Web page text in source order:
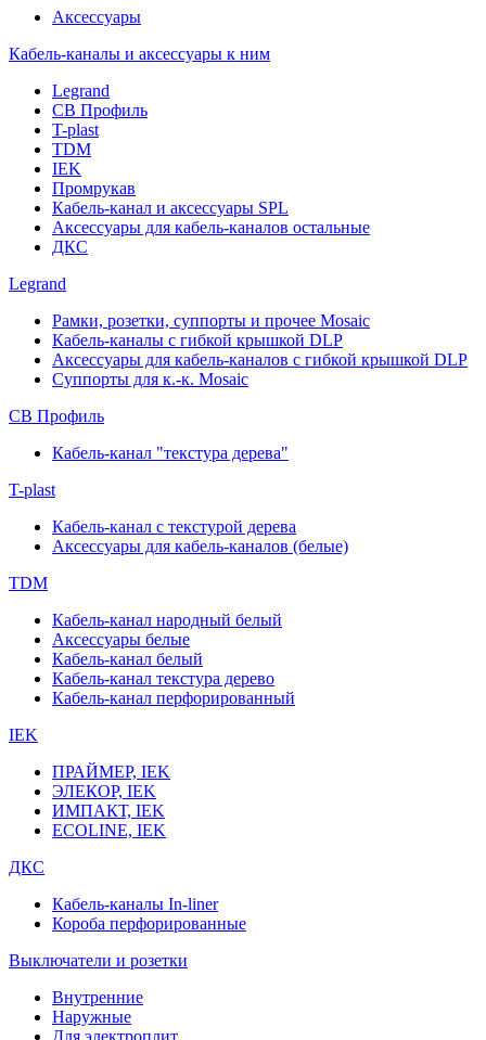
Аксессуары
Кабель-каналы и аксессуары к ним
Legrand
СВ Профиль
T-plast
TDM
IEK
Промрукав
Кабель-канал и аксессуары SPL
Аксессуары для кабель-каналов остальные
ДКС
Legrand
Рамки, розетки, суппорты и прочее Mosaic
Кабель-каналы с гибкой крышкой DLP
Аксессуары для кабель-каналов с гибкой крышкой DLP
Суппорты для к.-к. Mosaic
СВ Профиль
Кабель-канал "текстура дерева"
T-plast
Кабель-канал с текстурой дерева
Аксессуары для кабель-каналов (белые)
TDM
Кабель-канал народный белый
Аксессуары белые
Кабель-канал белый
Кабель-канал текстура дерево
Кабель-канал перфорированный
IEK
ПРАЙМЕР, IEK
ЭЛЕКОР, IEK
ИМПАКТ, IEK
ECOLINE, IEK
ДКС
Кабель-каналы In-liner
Короба перфорированные
Выключатели и розетки
Внутренние
Наружные
Для электроплит